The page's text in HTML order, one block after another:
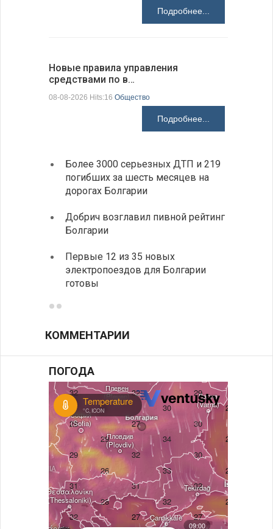
Подробнее...
Новые правила управления
средствами по в…
08-08-2026 Hits:16 Общество
Подробнее...
Более 3000 серьезных ДТП и 219
погибших за шесть месяцев на
дорогах Болгарии
Добрич возглавил пивной рейтинг
Болгарии
Первые 12 из 35 новых
электропоездов для Болгарии
готовы
КОММЕНТАРИИ
ПОГОДА